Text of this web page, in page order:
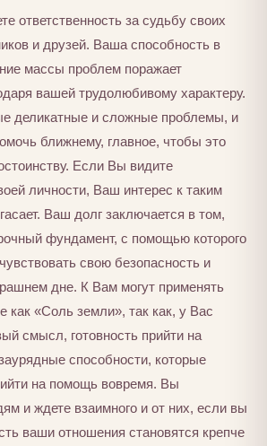
ответственность за судьбу своих
и друзей. Ваша способность в
массы проблем поражает
вашей трудолюбивому характеру.
деликатные и сложные проблемы, и
ближнему, главное, чтобы это
Если Вы видите
личности, Ваш интерес к таким
Ваш долг заключается в том,
фундамент, с помощью которого
свою безопасность и
дне. К Вам могут применять
как «Соль земли», так как, у Вас
смысл, готовность прийти на
способности, которые
на помощь вовремя. Вы
и ждете взаимного и от них, если вы
ваши отношения становятся крепче